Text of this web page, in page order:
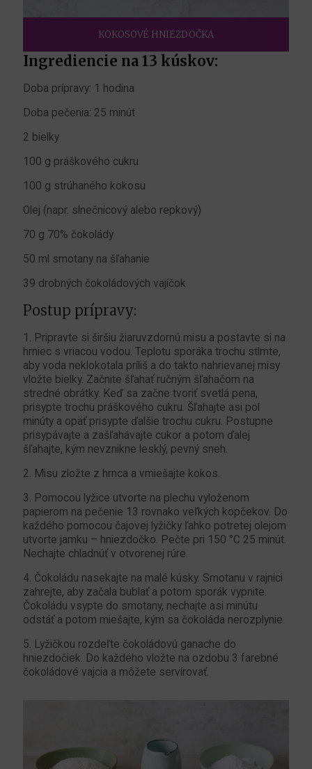
KOKOSOVÉ HNIEZDOČKA
Ingrediencie na 13 kúskov:
Doba prípravy: 1 hodina
Doba pečenia: 25 minút
2 bielky
100 g práškového cukru
100 g strúhaného kokosu
Olej (napr. slnečnicový alebo repkový)
70 g 70% čokolády
50 ml smotany na šľahanie
39 drobných čokoládových vajíčok
Postup prípravy:
1. Pripravte si širšiu žiaruvzdornú misu a postavte si na
hrniec s vriacou vodou. Teplotu sporáka trochu stlmte,
aby voda neklokotala príliš a do takto nahrievanej misy
vložte bielky. Začnite šľahať ručným šľahačom na
stredné obrátky. Keď sa začne tvoriť svetlá pena,
prisypte trochu práškového cukru. Šľahajte asi pol
minúty a opäť prisypte ďalšie trochu cukru. Postupne
prisypávajte a zašľahávajte cukor a potom ďalej
šľahajte, kým nevznikne lesklý, pevný sneh.
2. Misu zložte z hrnca a vmiešajte kokos.
3. Pomocou lyžice utvorte na plechu vyloženom
papierom na pečenie 13 rovnako veľkých kopčekov. Do
každého pomocou čajovej lyžičky ľahko potretej olejom
utvorte jamku – hniezdočko. Pečte pri 150 °C 25 minút.
Nechajte chladnúť v otvorenej rúre.
4. Čokoládu nasekajte na malé kúsky. Smotanu v rajnici
zahrejte, aby začala bublať a potom sporák vypnite.
Čokoládu vsypte do smotany, nechajte asi minútu
odstáť a potom miešajte, kým sa čokoláda nerozplynie.
5. Lyžičkou rozdeľte čokoládovú ganache do
hniezdočiek. Do každého vložte na ozdobu 3 farebné
čokoládové vajcia a môžete servírovať.